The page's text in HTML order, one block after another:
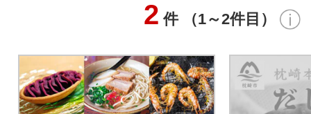
2 件 （1～2件目）